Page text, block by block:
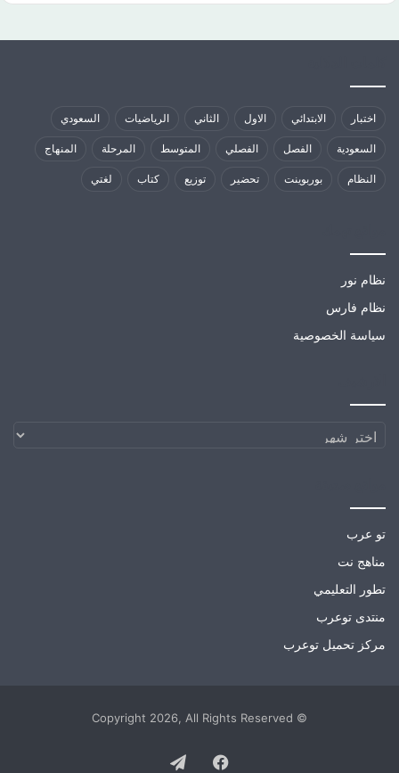
اختبار الابتدائي الاول الثاني الرياضيات السعودي
السعودية الفصل الفصلي المتوسط المرحلة المنهاج
النظام بوربوينت تحضير توزيع كتاب لغتي
نظام نور
نظام فارس
سياسة الخصوصية
الارشيف
تو عرب
مناهج نت
تطور التعليمي
منتدى توعرب
مركز تحميل توعرب
© Copyright 2026, All Rights Reserved
Facebook
Telegram